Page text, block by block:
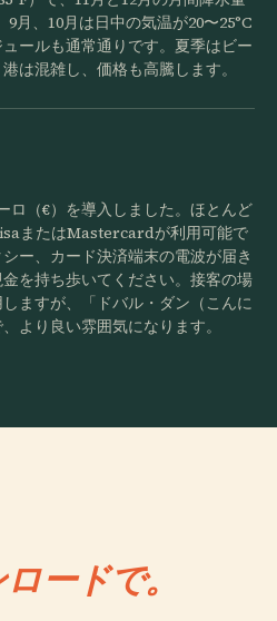
月、10月は日中の気温が20〜25°C
ールも通常通りです。夏季はビー
は混雑し、価格も高騰します。
ロ（€）を導入しました。ほとんど
またはMastercardが利用可能で
ー、カード決済端末の電波が届き
を持ち歩いてください。接客の場
ますが、「ドバル・ダン（こんに
より良い雰囲気になります。
ードで。